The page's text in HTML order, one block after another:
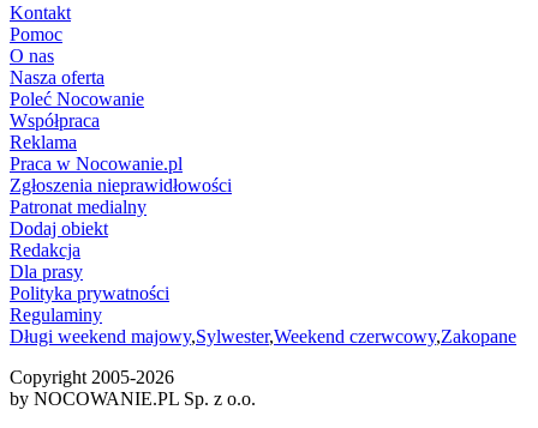
Kontakt
Pomoc
O nas
Nasza oferta
Poleć Nocowanie
Współpraca
Reklama
Praca w Nocowanie.pl
Zgłoszenia nieprawidłowości
Patronat medialny
Dodaj obiekt
Redakcja
Dla prasy
Polityka prywatności
Regulaminy
Długi weekend majowy,Sylwester,Weekend czerwcowy,Zakopane
Copyright 2005-2026
by NOCOWANIE.PL Sp. z o.o.